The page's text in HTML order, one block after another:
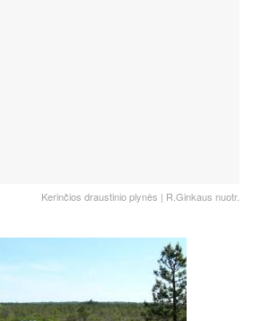
Kerinčios draustinio plynės | R.Ginkaus nuotr.